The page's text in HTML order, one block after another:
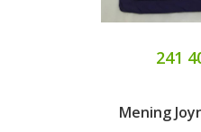
241
Mening